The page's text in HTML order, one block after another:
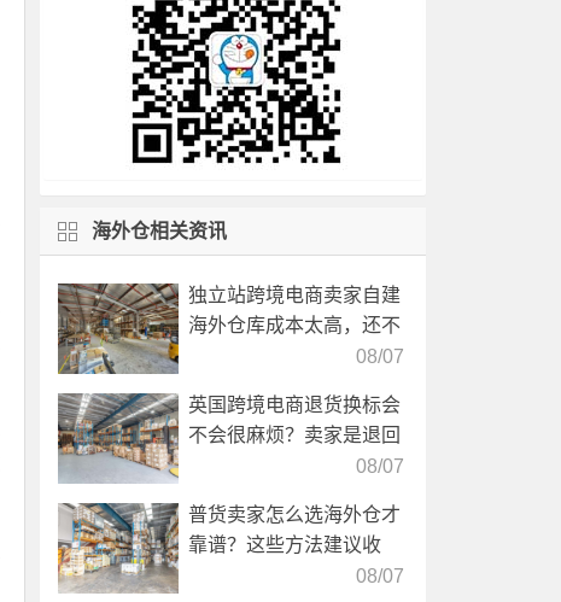
海外仓相关资讯
独立站跨境电商卖家自建
海外仓库成本太高，还不
如直接找第三方自营海外
08/07
英国跨境电商退货换标会
不会很麻烦？卖家是退回
国内还是在海外直接处08/07
普货卖家怎么选海外仓才
靠谱？这些方法建议收
08/07